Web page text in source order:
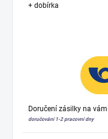
+ dobírka
Doručení zásilky na
doručování 1-2 pracovní dny